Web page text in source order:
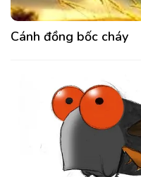
Cánh đồng bốc cháy